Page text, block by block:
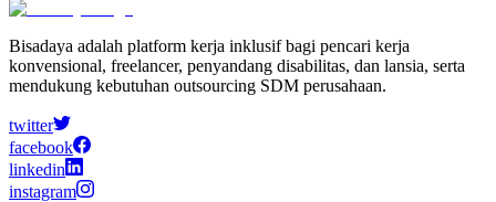
Bisadaya adalah platform kerja inklusif bagi pencari kerja
konvensional, freelancer, penyandang disabilitas, dan lansia, serta
mendukung kebutuhan outsourcing SDM perusahaan.
twitter
facebook
linkedin
instagram